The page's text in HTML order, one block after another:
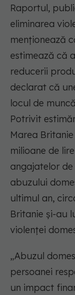
Raportul,
eliminarea
menționează
estimează că
reducerii
declarat că
locul de
Potrivit
Marea
milioane de
angajatelor
abuzului
ultimul an,
Britanie și-au
violenței
„Abuzul
persoanei
un impact